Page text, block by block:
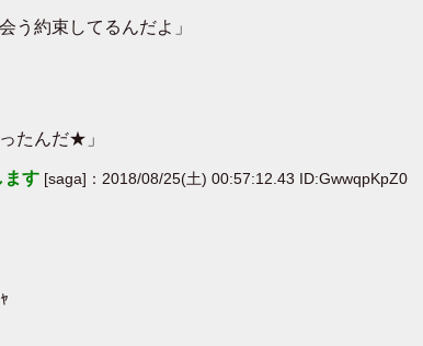
う約束してるんだよ」
たんだ★」
ます [saga]：2018/08/25(土) 00:57:12.43 ID:GwwqpKpZ0